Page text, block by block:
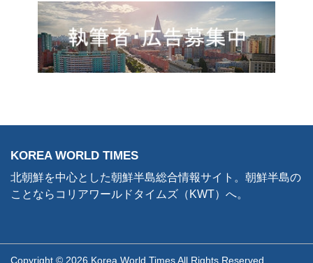
KOREA WORLD TIMES
北朝鮮を中心とした朝鮮半島総合情報サイト。朝鮮半島の
ことならコリアワールドタイムズ（KWT）へ。
Copyright © 2026 Korea World Times All Rights Reserved